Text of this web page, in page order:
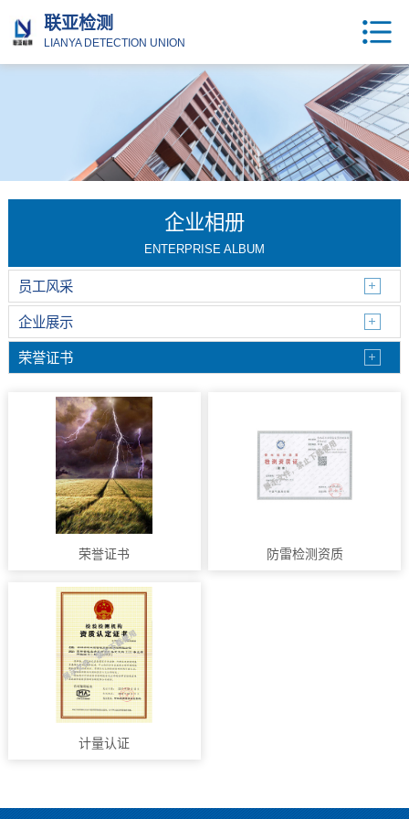
联亚检测
LIANYA DETECTION UNION
企业相册
ENTERPRISE ALBUM
员工风采
企业展示
荣誉证书
荣誉证书 防雷检测资质
计量认证